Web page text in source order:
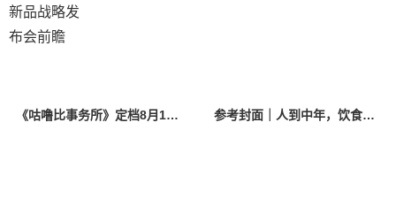
《咕噜比事务所》定档8月10日 聚焦儿童情绪教育助力健康成长 参考封面｜人到中年，饮食该如何调整？